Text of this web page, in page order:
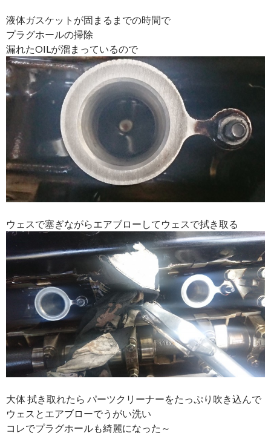
液体ガスケットが固まるまでの時間で
プラグホールの掃除
漏れたOILが溜まっているので
ウェスで塞ぎながらエアブローしてウェスで拭き取る
大体 拭き取れたら パーツクリーナーをたっぷり吹き込んで
ウェスとエアブローでうがい洗い
コレでプラグホールも綺麗になった～